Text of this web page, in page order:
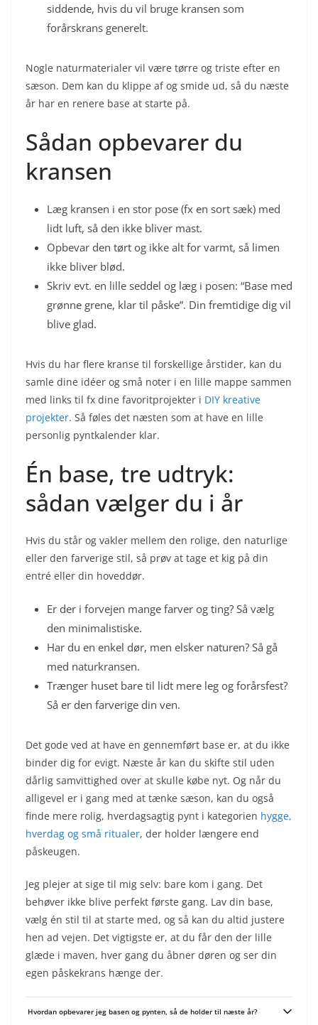
siddende, hvis du vil bruge kransen som
forårskrans generelt.
Nogle naturmaterialer vil være tørre og triste efter en
sæson. Dem kan du klippe af og smide ud, så du næste
år har en renere base at starte på.
Sådan opbevarer du
kransen
Læg kransen i en stor pose (fx en sort sæk) med
lidt luft, så den ikke bliver mast.
Opbevar den tørt og ikke alt for varmt, så limen
ikke bliver blød.
Skriv evt. en lille seddel og læg i posen: “Base med
grønne grene, klar til påske”. Din fremtidige dig vil
blive glad.
Hvis du har flere kranse til forskellige årstider, kan du
samle dine idéer og små noter i en lille mappe sammen
med links til fx dine favoritprojekter i DIY kreative
projekter. Så føles det næsten som at have en lille
personlig pyntkalender klar.
Én base, tre udtryk:
sådan vælger du i år
Hvis du står og vakler mellem den rolige, den naturlige
eller den farverige stil, så prøv at tage et kig på din
entré eller din hoveddør.
Er der i forvejen mange farver og ting? Så vælg
den minimalistiske.
Har du en enkel dør, men elsker naturen? Så gå
med naturkransen.
Trænger huset bare til lidt mere leg og forårsfest?
Så er den farverige din ven.
Det gode ved at have en gennemført base er, at du ikke
binder dig for evigt. Næste år kan du skifte stil uden
dårlig samvittighed over at skulle købe nyt. Og når du
alligevel er i gang med at tænke sæson, kan du også
finde mere rolig, hverdagsagtig pynt i kategorien hygge,
hverdag og små ritualer, der holder længere end
påskeugen.
Jeg plejer at sige til mig selv: bare kom i gang. Det
behøver ikke blive perfekt første gang. Lav din base,
vælg én stil til at starte med, og så kan du altid justere
hen ad vejen. Det vigtigste er, at du får den der lille
glæde i maven, hver gang du åbner døren og ser din
egen påskekrans hænge der.
Hvordan opbevarer jeg basen og pynten, så de holder til næste år?